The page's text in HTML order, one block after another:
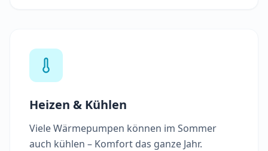
Heizen & Kühlen
Viele Wärmepumpen können im Sommer
auch kühlen – Komfort das ganze Jahr.